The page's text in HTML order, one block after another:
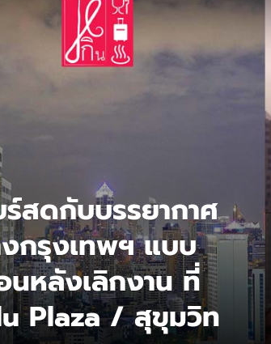
สดกับบรรยากาศ
กรุงเทพฯ แบบ
นหลังเลิกงาน ที่
Plaza / สุขุมวิท